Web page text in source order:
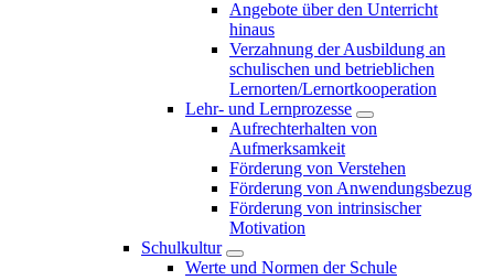
Angebote über den Unterricht
hinaus
Verzahnung der Ausbildung an
schulischen und betrieblichen
Lernorten/Lernortkooperation
Lehr- und Lernprozesse
Aufrechterhalten von
Aufmerksamkeit
Förderung von Verstehen
Förderung von Anwendungsbezug
Förderung von intrinsischer
Motivation
Schulkultur
Werte und Normen der Schule